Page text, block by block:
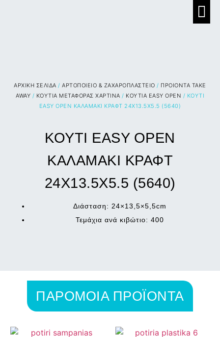
ΑΡΧΙΚΉ ΣΕΛΊΔΑ /ΑΡΤΟΠΟΙΕΙΟ & ΖΑΧΑΡΟΠΛΑΣΤΕΙΟ / ΠΡΟΙΟΝΤΑ TAKE
AWAY / ΚΟΥΤΙΑ ΜΕΤΑΦΟΡΑΣ ΧΑΡΤΙΝΑ / ΚΟΥΤΙΑ EASY OPEN / ΚΟΥΤΙ
EASY OPEN ΚΑΛΑΜΑΚΙ ΚΡΑΦΤ 24Χ13.5Χ5.5 (5640)
ΚΟΥΤΙ EASY OPEN
ΚΑΛΑΜΑΚΙ ΚΡΑΦΤ
24Χ13.5Χ5.5 (5640)
Διάσταση: 24×13,5×5,5cm
Τεμάχια ανά κιβώτιο: 400
ΠΑΡΟΜΟΙΑ ΠΡΟΪΟΝΤΑ